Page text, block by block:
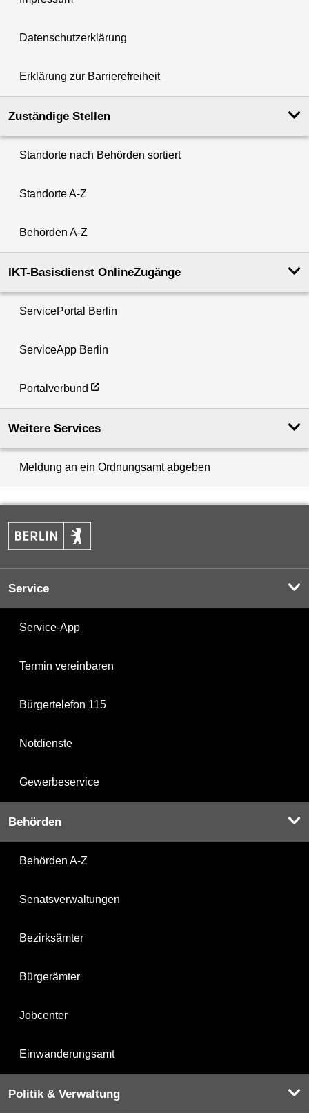
Datenschutzerklärung
Erklärung zur Barrierefreiheit
Zuständige Stellen
Standorte nach Behörden sortiert
Standorte A-Z
Behörden A-Z
IKT-Basisdienst OnlineZugänge
ServicePortal Berlin
ServiceApp Berlin
Portalverbund
Weitere Services
Meldung an ein Ordnungsamt abgeben
Service
Service-App
Termin vereinbaren
Bürgertelefon 115
Notdienste
Gewerbeservice
Behörden
Behörden A-Z
Senatsverwaltungen
Bezirksämter
Bürgerämter
Jobcenter
Einwanderungsamt
Politik & Verwaltung